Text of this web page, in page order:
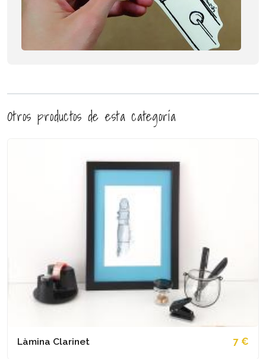
Otros productos de esta categoría
Làmina Clarinet 7 €